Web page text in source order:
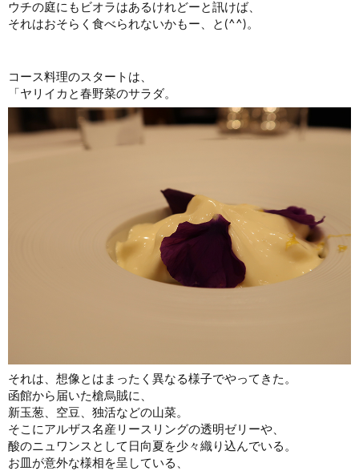
ウチの庭にもビオラはあるけれどーと訊けば、
それはおそらく食べられないかもー、と(^^)。
コース料理のスタートは、
「ヤリイカと春野菜のサラダ。
それは、想像とはまったく異なる様子でやってきた。
函館から届いた槍烏賊に、
新玉葱、空豆、独活などの山菜。
そこにアルザス名産リースリングの透明ゼリーや、
酸のニュワンスとして日向夏を少々織り込んでいる。
お皿が意外な様相を呈している、